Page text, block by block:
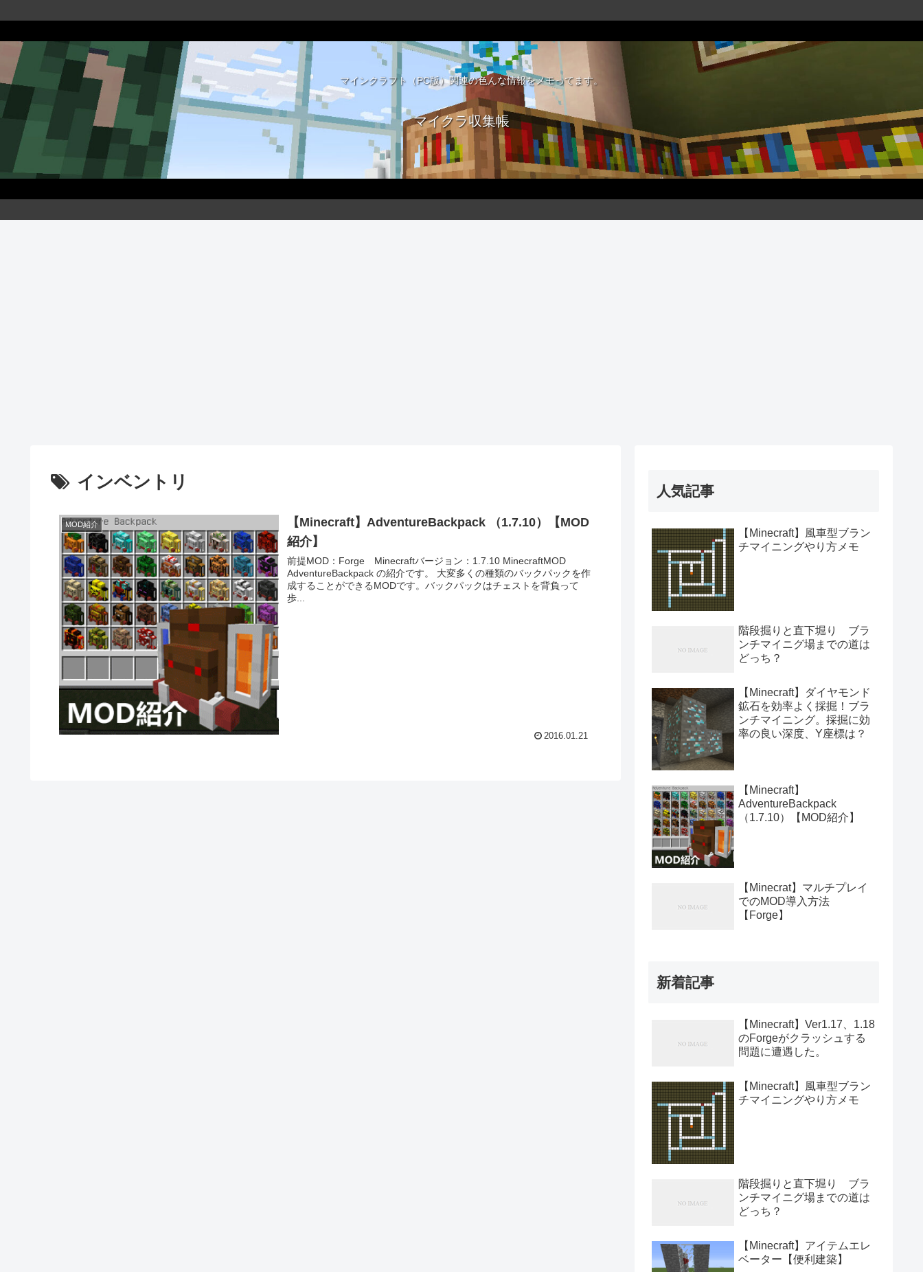
マインクラフト（PC版）関連の色んな情報をメモってます。
マイクラ収集帳
インベントリ
MOD紹介
【Minecraft】AdventureBackpack （1.7.10）【MOD
紹介】
前提MOD：Forge Minecraftバージョン：1.7.10 MinecraftMOD
AdventureBackpack の紹介です。 大変多くの種類のバックパックを作
成することができるMODです。バックパックはチェストを背負って
歩...
2016.01.21
人気記事
【Minecraft】風車型ブラン
チマイニングやり方メモ
階段掘りと直下堀り ブラ
ンチマイニグ場までの道は
どっち？
【Minecraft】ダイヤモンド
鉱石を効率よく採掘！ブラ
ンチマイニング。採掘に効
率の良い深度、Y座標は？
【Minecraft】
AdventureBackpack
（1.7.10）【MOD紹介】
【Minecrat】マルチプレイ
でのMOD導入方法
【Forge】
新着記事
【Minecraft】Ver1.17、1.18
のForgeがクラッシュする
問題に遭遇した。
【Minecraft】風車型ブラン
チマイニングやり方メモ
階段掘りと直下堀り ブラ
ンチマイニグ場までの道は
どっち？
【Minecraft】アイテムエレ
ベーター【便利建築】